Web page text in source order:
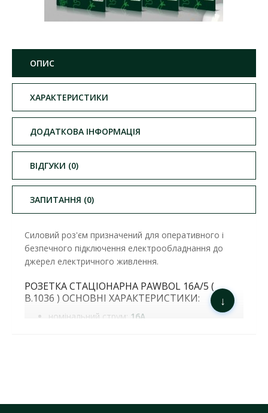
ОПИС
ХАРАКТЕРИСТИКИ
ДОДАТКОВА ІНФОРМАЦІЯ
ВІДГУКИ (0)
ЗАПИТАННЯ (0)
Силовий роз'єм призначений для оперативного і
безпечного підключення електрообладнання до
джерел електричного живлення.
РОЗЕТКА СТАЦІОНАРНА PAWBOL 16А/5 (
B.1036 ) ОСНОВНІ ХАРАКТЕРИСТИКИ:
номінальний струм: 16А
↓